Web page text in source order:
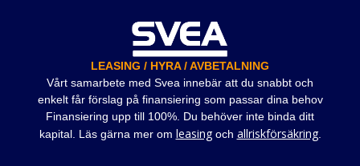
LEASING / HYRA / AVBETALNING
Vårt samarbete med Svea innebär att du snabbt och
enkelt får förslag på finansiering som passar dina behov
Finansiering upp till 100%. Du behöver inte binda ditt
kapital. Läs gärna mer om leasingoch allriskförsäkring.